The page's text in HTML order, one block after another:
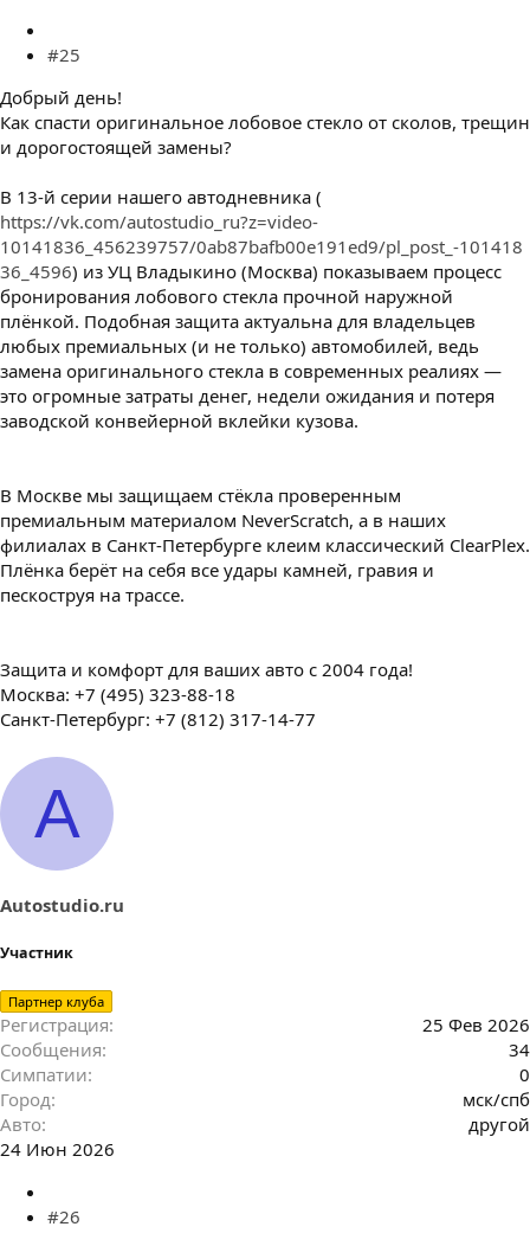
#25
Добрый день!
Как спасти оригинальное лобовое стекло от сколов, трещин
и дорогостоящей замены?
В 13-й серии нашего автодневника (
https://vk.com/autostudio_ru?z=video-
10141836_456239757/0ab87bafb00e191ed9/pl_post_-101418
36_4596) из УЦ Владыкино (Москва) показываем процесс
бронирования лобового стекла прочной наружной
плёнкой. Подобная защита актуальна для владельцев
любых премиальных (и не только) автомобилей, ведь
замена оригинального стекла в современных реалиях —
это огромные затраты денег, недели ожидания и потеря
заводской конвейерной вклейки кузова.
В Москве мы защищаем стёкла проверенным
премиальным материалом NeverScratch, а в наших
филиалах в Санкт-Петербурге клеим классический ClearPlex.
Плёнка берёт на себя все удары камней, гравия и
пескоструя на трассе.
Защита и комфорт для ваших авто с 2004 года!
Москва: +7 (495) 323-88-18
Санкт-Петербург: +7 (812) 317-14-77
A
Autostudio.ru
Участник
Партнер клуба
Регистрация
25 Фев 2026
Сообщения
34
Симпатии
0
Город
мск/спб
Авто
другой
24 Июн 2026
#26